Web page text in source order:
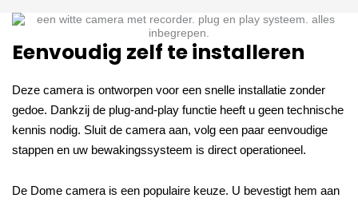
Eenvoudig zelf te installeren
Deze camera is ontworpen voor een snelle installatie zonder
gedoe. Dankzij de plug-and-play functie heeft u geen technische
kennis nodig. Sluit de camera aan, volg een paar eenvoudige
stappen en uw bewakingssysteem is direct operationeel.
De Dome camera is een populaire keuze. U bevestigt hem aan